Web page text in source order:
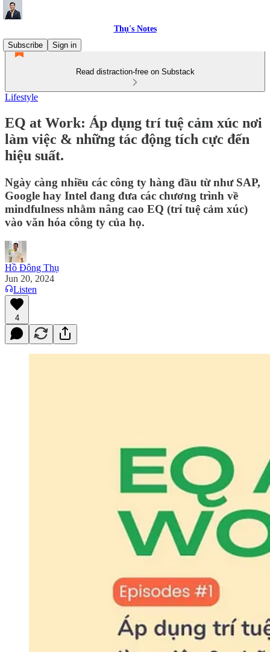
Thụ's Notes
Subscribe
Sign in
Read distraction-free on Substack
Lifestyle
EQ at Work: Áp dụng trí tuệ cảm xúc nơi
làm việc & những tác động tích cực đến
hiệu suất.
Ngày càng nhiều các công ty hàng đầu từ như SAP,
Google hay Intel đang đưa các chương trình về
mindfulness nhằm nâng cao EQ (trí tuệ cảm xúc)
vào văn hóa công ty của họ.
Hồ Đông Thụ
Jun 20, 2024
Listen
4